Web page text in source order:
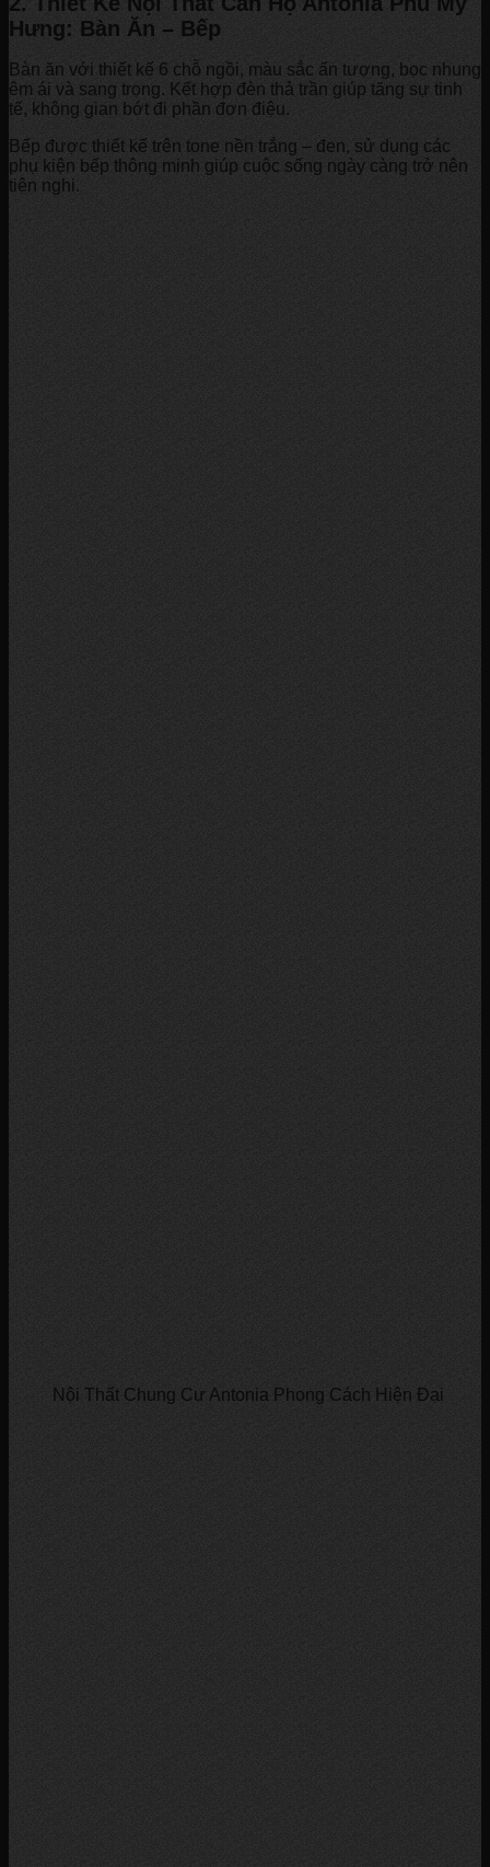
Hưng: Bàn Ăn – Bếp
Bàn ăn với thiết kế 6 chỗ ngồi, màu sắc ấn tượng, bọc nhung
êm ái và sang trọng. Kết hợp đèn thả trần giúp tăng sự tinh
tế, không gian bớt đi phần đơn điệu.
Bếp được thiết kế trên tone nền trắng – đen, sử dụng các
phụ kiện bếp thông minh giúp cuộc sống ngày càng trở nên
tiện nghi.
Nội Thất Chung Cư Antonia Phong Cách Hiện Đại